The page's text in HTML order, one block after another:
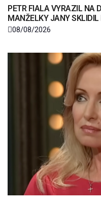
PETR FIALA VYRAZIL NA
MANŽELKY JANY SKLIDIL
08/08/2026